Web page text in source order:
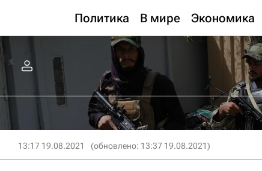
Политика В мире Экономика
13:17 19.08.2021 (обновлено: 13:37 19.08.2021)